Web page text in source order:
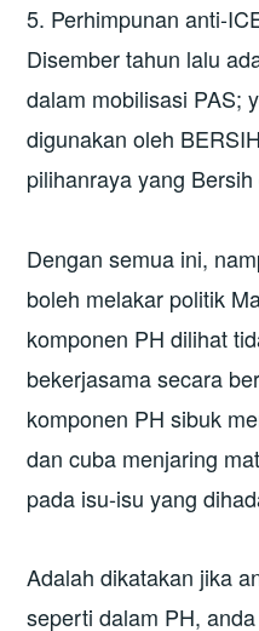
5. Perhimpunan anti-
Disember tahun lalu
dalam mobilisasi PAS;
digunakan oleh
pilihanraya yang
Dengan semua ini,
boleh melakar politik
komponen PH dilihat
bekerjasama secara
komponen PH sibuk
dan cuba menjaring
pada isu-isu yang
Adalah dikatakan jika
seperti dalam PH,